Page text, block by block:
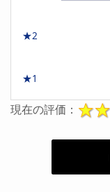
★2
★1
現在の評価：